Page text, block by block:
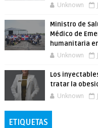
Unknown
Ministro de
Médico de
humanitaria
Unknown
Los
tratar la
Unknown
ETIQUETAS